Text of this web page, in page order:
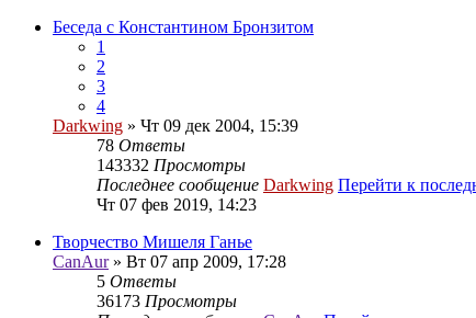
Беседа с Константином Бронзитом
1
2
3
4
Darkwing » Чт 09 дек 2004, 15:39
78 Ответы
143332 Просмотры
Последнее сообщение Darkwing Перейти к
Чт 07 фев 2019, 14:23
Творчество Мишеля Ганье
CanAur» Вт 07 апр 2009, 17:28
5 Ответы
36173 Просмотры